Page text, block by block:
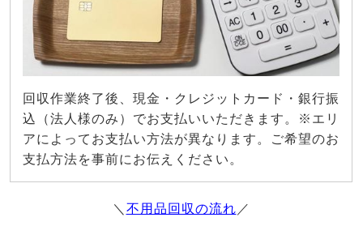
回収作業終了後、現金・クレジットカード・銀行振
込（法人様のみ）でお支払いいただきます。※エリ
アによってお支払い方法が異なります。ご希望のお
支払方法を事前にお伝えください。
＼ 不用品回収の流れ ／